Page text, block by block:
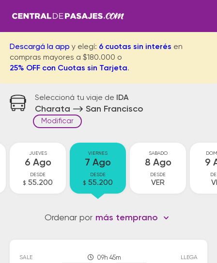
Descargá la app y elegí: 6 cuotas sin interés en
compras mayores a $180.000 o
25% OFF con Cuotas sin Tarjeta.
Seleccioná tu viaje de IDA
Charata San Francisco
Modificar
JUEVES
6 Ago
DESDE
$ 55.200
VIERNES
7 Ago
DESDE
$ 55.200
SABADO
8 Ago
DESDE
VER
9
Ordenar por más temprano
SALE 09h 45m LLEGA